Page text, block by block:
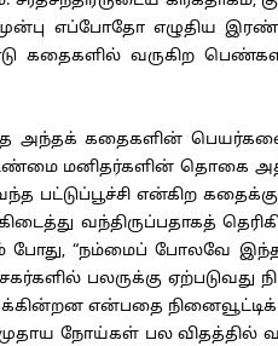
எப்போதோ எழுதிய
கதைகளில் வருகிற
கதைகளின் பெயர்களை
மனிதர்களின் தொகை
பட்டுப்பூச்சி என்கிற
வந்திருப்பதாகத்
போது, “நம்மைப் போலவே
பலருக்கு
என்பதை
நோய்கள் பல விதத்தில்